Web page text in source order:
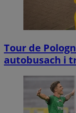
Tour de
autobusach i